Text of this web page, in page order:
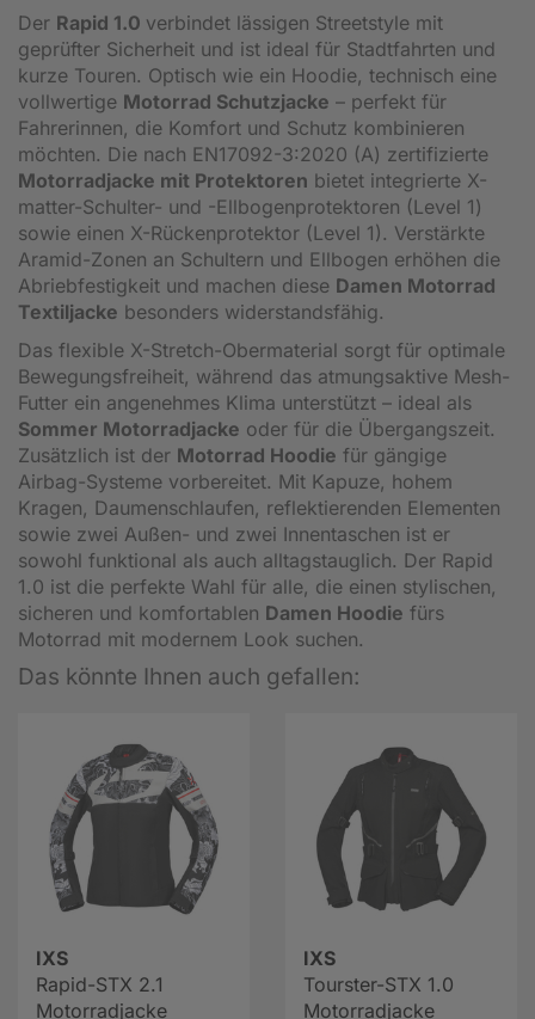
Der Rapid 1.0 verbindet lässigen Streetstyle mit
geprüfter Sicherheit und ist ideal für Stadtfahrten und
kurze Touren. Optisch wie ein Hoodie, technisch eine
vollwertige Motorrad Schutzjacke – perfekt für
Fahrerinnen, die Komfort und Schutz kombinieren
möchten. Die nach EN17092-3:2020 (A) zertifizierte
Motorradjacke mit Protektoren bietet integrierte X-
matter-Schulter- und -Ellbogenprotektoren (Level 1)
sowie einen X-Rückenprotektor (Level 1). Verstärkte
Aramid-Zonen an Schultern und Ellbogen erhöhen die
Abriebfestigkeit und machen diese Damen Motorrad
Textiljacke besonders widerstandsfähig.
Das flexible X-Stretch-Obermaterial sorgt für optimale
Bewegungsfreiheit, während das atmungsaktive Mesh-
Futter ein angenehmes Klima unterstützt – ideal als
Sommer Motorradjacke oder für die Übergangszeit.
Zusätzlich ist der Motorrad Hoodie für gängige
Airbag-Systeme vorbereitet. Mit Kapuze, hohem
Kragen, Daumenschlaufen, reflektierenden Elementen
sowie zwei Außen- und zwei Innentaschen ist er
sowohl funktional als auch alltagstauglich. Der Rapid
1.0 ist die perfekte Wahl für alle, die einen stylischen,
sicheren und komfortablen Damen Hoodie fürs
Motorrad mit modernem Look suchen.
Das könnte Ihnen auch gefallen:
IXS
Rapid-STX 2.1
Motorradjacke
IXS
Tourster-STX 1.0
Motorradjacke